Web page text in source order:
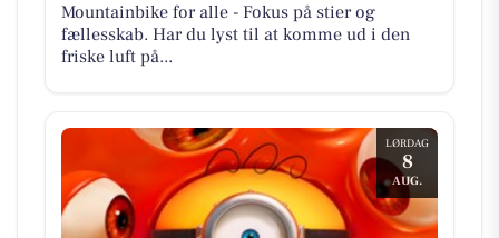
Mountainbike for alle - Fokus på stier og
fællesskab. Har du lyst til at komme ud i den
friske luft på...
LØRDAG
8
AUG.